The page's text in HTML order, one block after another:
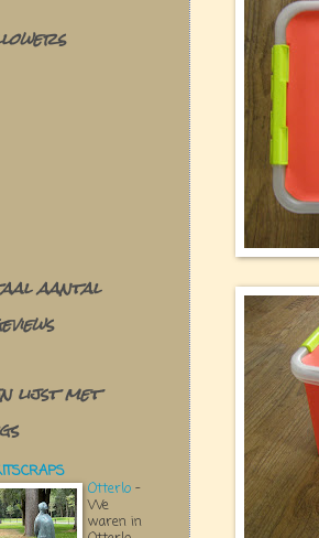
aantal
lijst met
Otterlo -
We
waren in